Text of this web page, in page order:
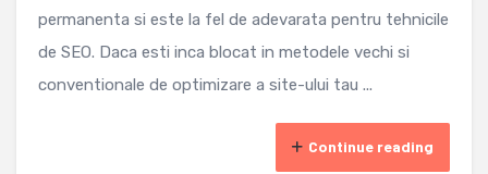
permanenta si este la fel de adevarata pentru tehnicile
de SEO. Daca esti inca blocat in metodele vechi si
conventionale de optimizare a site-ului tau ...
Continue reading